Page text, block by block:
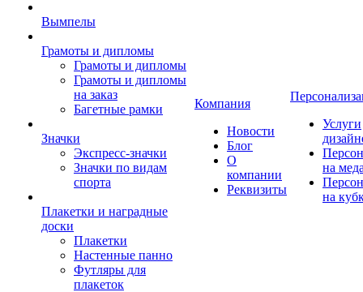
Вымпелы
Грамоты и дипломы
Грамоты и дипломы
Грамоты и дипломы
на заказ
Багетные рамки
Значки
Экспресс-значки
Значки по видам
спорта
Плакетки и наградные
доски
Плакетки
Настенные панно
Футляры для
плакеток
Компания
Новости
Блог
О
компании
Реквизиты
Услуги
на
на